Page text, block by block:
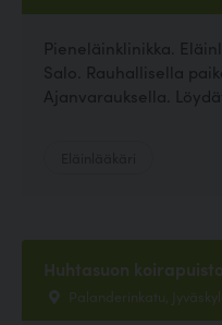
Pieneläinklinikka.
Salo. Rauhallisella
Ajanvarauksella.
Huhtasuon koirapuisto
Palanderinkatu,